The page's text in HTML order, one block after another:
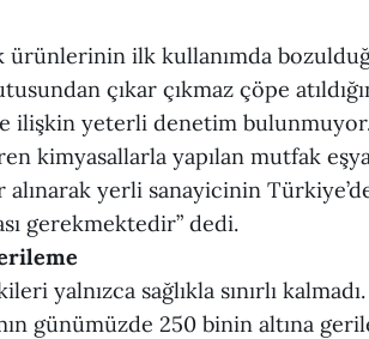
ilk kullanımda
çıkar çıkmaz çöpe
ilişkin yeterli denetim
kimyasallarla yapılan mutfak
alınarak yerli sanayicinin
gerekmektedir” dedi.
yalnızca sağlıkla sınırlı
günümüzde 250 binin altına